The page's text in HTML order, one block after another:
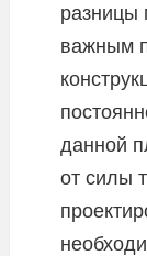
разницы
важным
данной
от силы